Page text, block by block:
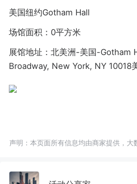
美国纽约Gotham Hall
场馆面积：0平方米
展馆地址：北美洲-美国-Gotham
Broadway, New York, NY 10018
声明：本页面所有信息均由商家提供，大